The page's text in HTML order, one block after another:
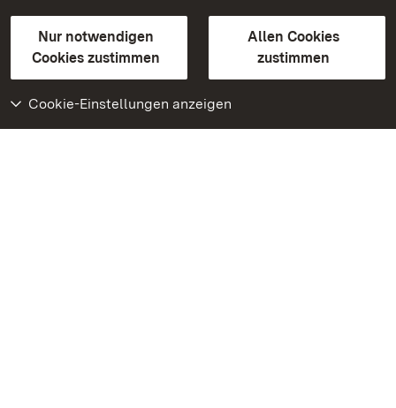
Nur notwendigen
Cookies zustimmen
Allen Cookies
zustimmen
Cookie-Einstellungen anzeigen
GebärdenspracheLeichte Sprache
Erklärung zur Barrierefreiheit
BITV-konform (geprüfte Seiten)
Weiteres